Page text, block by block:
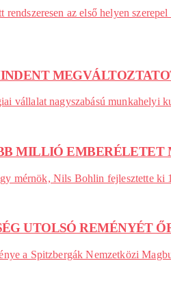
az első helyen
vállalat nagyszabású munkahelyi
MILLIÓ EMBERÉLETET
mérnök, Nils Bohlin fejlesztette
UTOLSÓ REMÉNYÉT
a Spitzbergák Nemzetközi